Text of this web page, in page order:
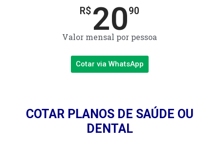
R$ 2090
Valor mensal por pessoa
Cotar via WhatsApp
COTAR PLANOS DE SAÚDE OU
DENTAL